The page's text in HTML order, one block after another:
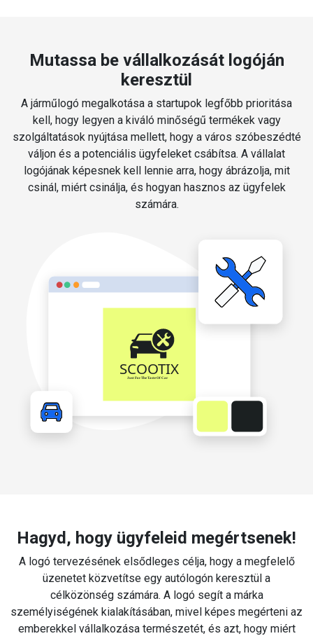
Mutassa be vállalkozását logóján
keresztül
A járműlogó megalkotása a startupok legfőbb prioritása
kell, hogy legyen a kiváló minőségű termékek vagy
szolgáltatások nyújtása mellett, hogy a város szóbeszédté
váljon és a potenciális ügyfeleket csábítsa. A vállalat
logójának képesnek kell lennie arra, hogy ábrázolja, mit
csinál, miért csinálja, és hogyan hasznos az ügyfelek
számára.
Hagyd, hogy ügyfeleid megértsenek!
A logó tervezésének elsődleges célja, hogy a megfelelő
üzenetet közvetítse egy autólogón keresztül a
célközönség számára. A logó segít a márka
személyiségének kialakításában, mivel képes megérteni az
emberekkel vállalkozása természetét, és azt, hogy miért